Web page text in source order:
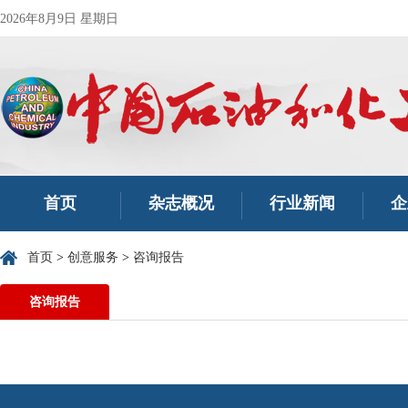
2026年8月9日 星期日
首页 杂志概况 行业新闻
首页 > 创意服务 > 咨询报告
咨询报告